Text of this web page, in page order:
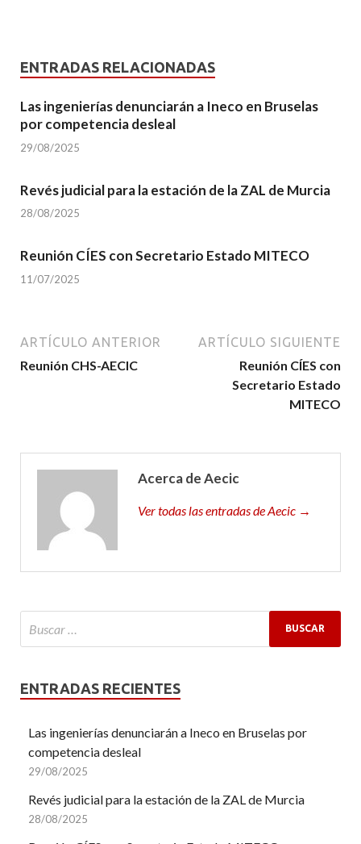
ENTRADAS RELACIONADAS
Las ingenierías denunciarán a Ineco en Bruselas
por competencia desleal
29/08/2025
Revés judicial para la estación de la ZAL de Murcia
28/08/2025
Reunión CÍES con Secretario Estado MITECO
11/07/2025
ARTÍCULO ANTERIOR
Reunión CHS-AECIC
ARTÍCULO SIGUIENTE
Reunión CÍES con
Secretario Estado
MITECO
Acerca de Aecic
Ver todas las entradas de Aecic →
ENTRADAS RECIENTES
Las ingenierías denunciarán a Ineco en Bruselas por
competencia desleal
29/08/2025
Revés judicial para la estación de la ZAL de Murcia
28/08/2025